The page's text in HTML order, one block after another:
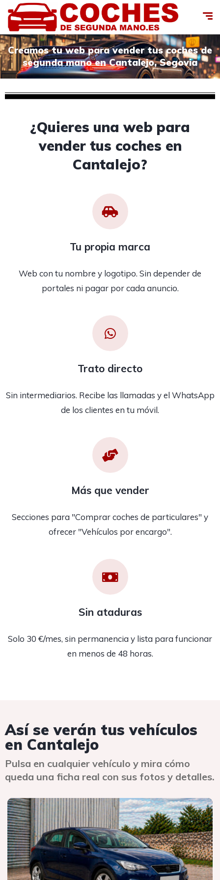
Creamos tu web para vender tus coches de
segunda mano en Cantalejo, Segovia
¿Quieres una web para
vender tus coches en
Cantalejo?
Tu propia marca
Web con tu nombre y logotipo. Sin depender de
portales ni pagar por cada anuncio.
Trato directo
Sin intermediarios. Recibe las llamadas y el WhatsApp
de los clientes en tu móvil.
Más que vender
Secciones para "Comprar coches de particulares" y
ofrecer "Vehículos por encargo".
Sin ataduras
Solo 30 €/mes, sin permanencia y lista para funcionar
en menos de 48 horas.
Así se verán tus vehículos
en Cantalejo
Pulsa en cualquier vehículo y mira cómo
queda una ficha real con sus fotos y detalles.